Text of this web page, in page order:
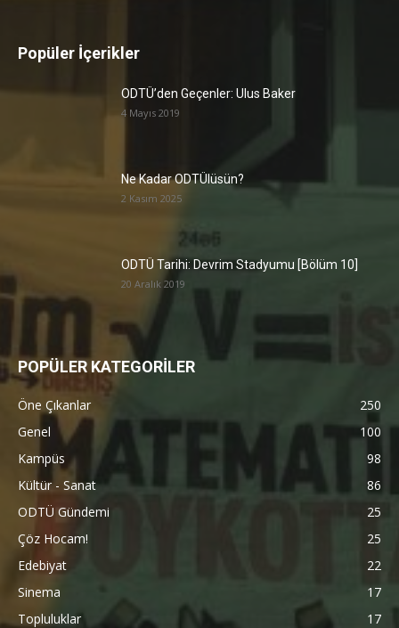
Popüler İçerikler
ODTÜ’den Geçenler: Ulus Baker
4 Mayıs 2019
Ne Kadar ODTÜlüsün?
2 Kasım 2025
ODTÜ Tarihi: Devrim Stadyumu [Bölüm 10]
20 Aralık 2019
POPÜLER KATEGORİLER
Öne Çıkanlar
250
Genel
100
Kampüs
98
Kültür - Sanat
86
ODTÜ Gündemi
25
Çöz Hocam!
25
Edebiyat
22
Sinema
17
Topluluklar
17